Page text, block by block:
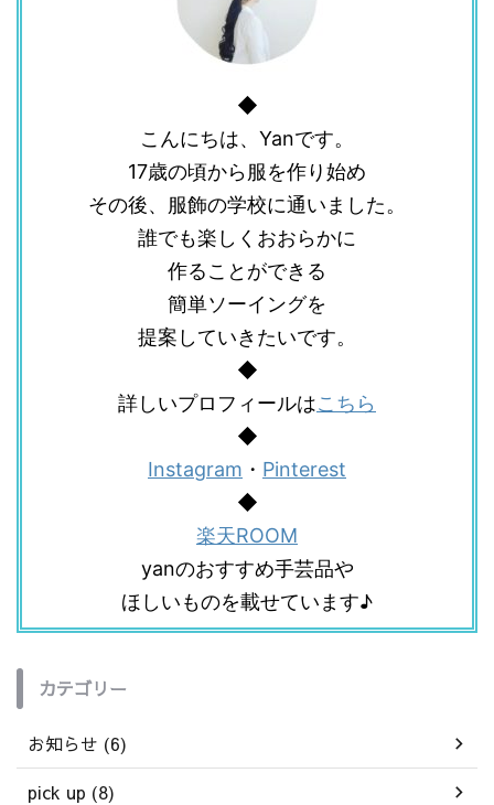
◆
こんにちは、Yanです。
17歳の頃から服を作り始め
その後、服飾の学校に通いました。
誰でも楽しくおおらかに
作ることができる
簡単ソーイングを
提案していきたいです。
◆
詳しいプロフィールはこちら
◆
Instagram ・ Pinterest
◆
楽天ROOM
yanのおすすめ手芸品や
ほしいものを載せています♪
カテゴリー
お知らせ (6)
pick up (8)